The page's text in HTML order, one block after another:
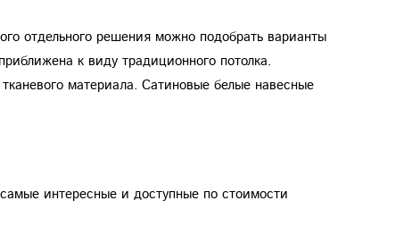
отдельного решения можно подобрать варианты
к виду традиционного потолка.
материала. Сатиновые белые навесные
интересные и доступные по стоимости